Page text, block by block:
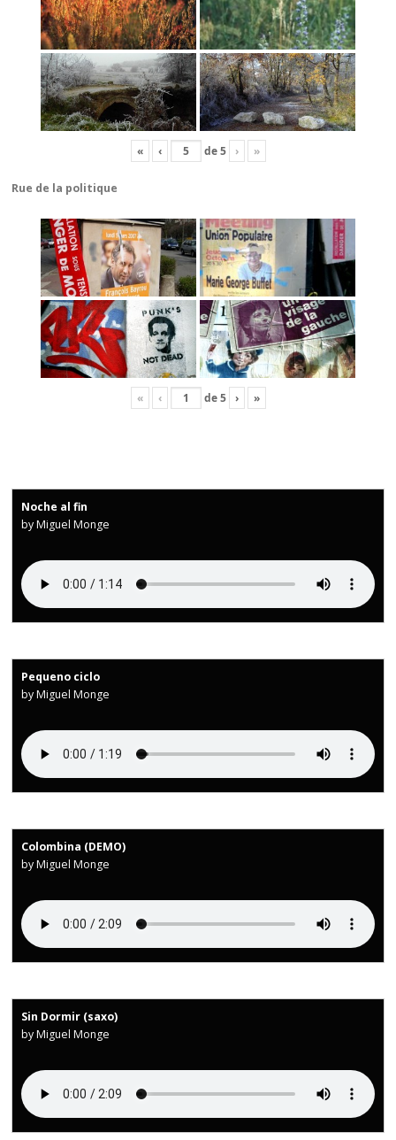
« ‹ de5 › »
Rue de la politique
« ‹ de5 › »
Noche al fin
by Miguel Monge
Pequeno ciclo
by Miguel Monge
Colombina (DEMO)
by Miguel Monge
Sin Dormir (saxo)
by Miguel Monge